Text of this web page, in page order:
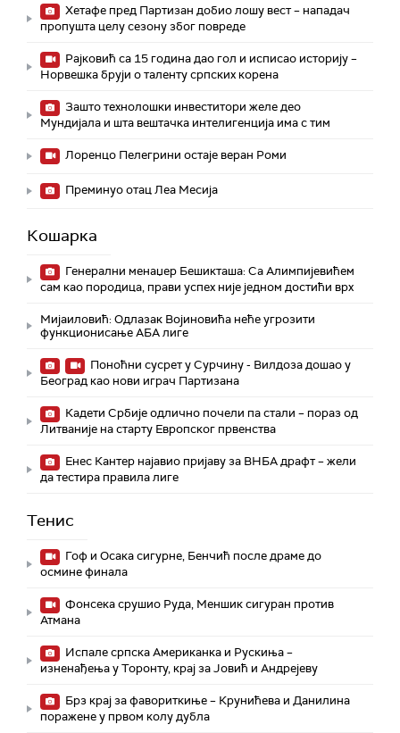
Хетафе пред Партизан добио лошу вест – нападач
пропушта целу сезону због повреде
Рајковић са 15 година дао гол и исписао историју –
Норвешка бруји о таленту српских корена
Зашто технолошки инвеститори желе део
Мундијала и шта вештачка интелигенција има с тим
Лоренцо Пелегрини остаје веран Роми
Преминуо отац Леа Месија
Кошарка
Генерални менаџер Бешикташа: Са Алимпијевићем
сам као породица, прави успех није једном достићи врх
Мијаиловић: Одлазак Војиновића неће угрозити
функционисање АБА лиге
Поноћни сусрет у Сурчину - Вилдоза дошао у
Београд као нови играч Партизана
Кадети Србије одлично почели па стали – пораз од
Литваније на старту Европског првенства
Енес Кантер најавио пријаву за ВНБА драфт – жели
да тестира правила лиге
Тенис
Гоф и Осака сигурне, Бенчић после драме до
осмине финала
Фонсека срушио Руда, Меншик сигуран против
Атмана
Испале српска Американка и Рускиња –
изненађења у Торонту, крај за Јовић и Андрејеву
Брз крај за фавориткиње – Крунићева и Данилина
поражене у првом колу дубла